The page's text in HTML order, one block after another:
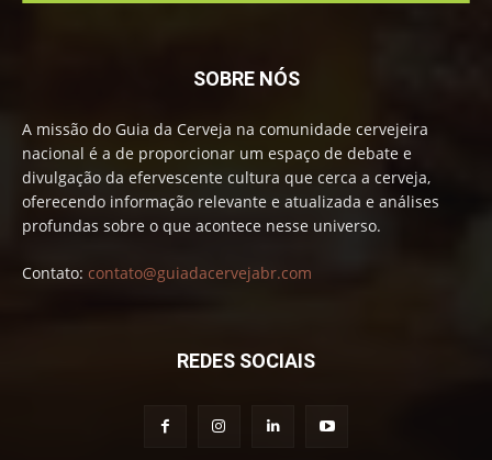
SOBRE NÓS
A missão do Guia da Cerveja na comunidade cervejeira
nacional é a de proporcionar um espaço de debate e
divulgação da efervescente cultura que cerca a cerveja,
oferecendo informação relevante e atualizada e análises
profundas sobre o que acontece nesse universo.
Contato: contato@guiadacervejabr.com
REDES SOCIAIS